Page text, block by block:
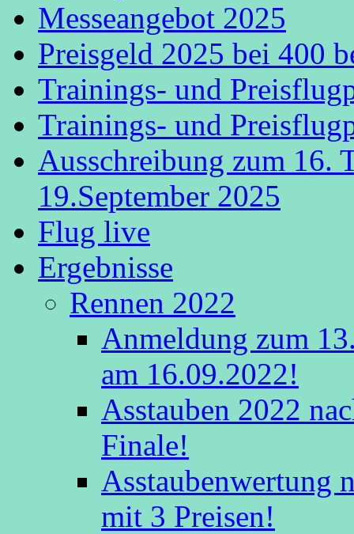
Messeangebot 2025
Preisgeld 2025 bei 400
Trainings- und
Trainings- und
Ausschreibung zum 16.
19.September 2025
Flug live
Ergebnisse
Rennen 2022
Anmeldung zum
am 16.09.2022!
Asstauben 2022
Finale!
Asstaubenwertung
mit 3 Preisen!